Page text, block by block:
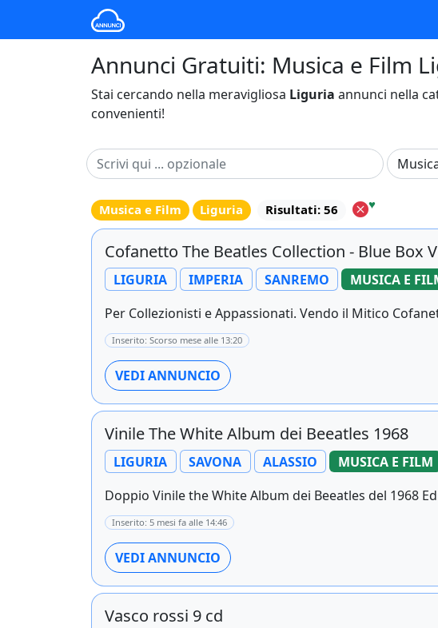
Annunci Gratuiti: Musica e Film
Stai cercando nella meravigliosa Liguria annunci nella
convenienti!
Musica e Film Liguria Risultati: 56 ♥
Cofanetto The Beatles Collection - Blue Box
LIGURIA IMPERIA SANREMO
MUSICA E
Per Collezionisti e Appassionati. Vendo il Mitico
Inserito: Scorso mese alle 13:20
VEDI ANNUNCIO
Vinile The White Album dei Beeatles 1968
LIGURIA SAVONA ALASSIO
MUSICA E FILM
Doppio Vinile the White Album dei Beeatles del 1968
Inserito: 5 mesi fa alle 14:46
VEDI ANNUNCIO
Vasco rossi 9 cd